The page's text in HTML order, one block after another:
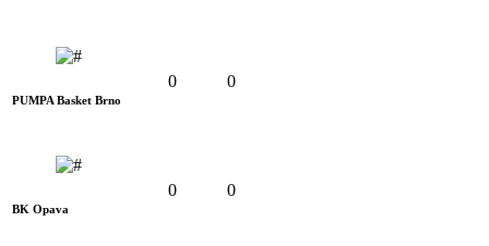
PUMPA Basket Brno
0 0
BK Opava
0 0